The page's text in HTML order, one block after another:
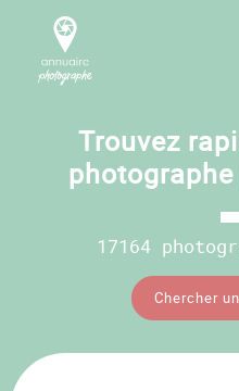
Trouvez
17164
Chercher